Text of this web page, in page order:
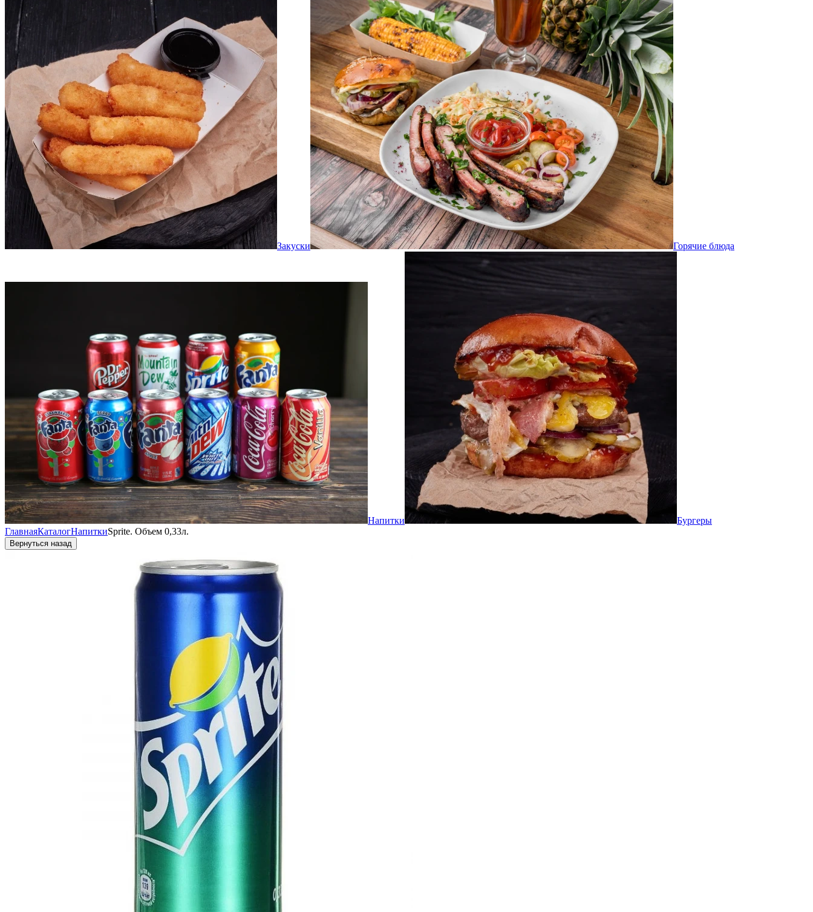
Закуски Горячие блюда
Напитки
Бургеры
ГлавнаяКаталогНапиткиSprite. Объем 0,33л.
Вернуться назад